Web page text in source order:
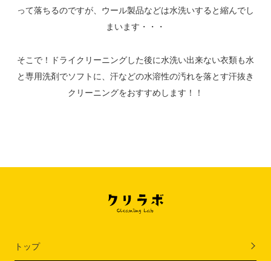
って落ちるのですが、ウール製品などは水洗いすると縮んでし
まいます・・・
そこで！ドライクリーニングした後に水洗い出来ない衣類も水
と専用洗剤でソフトに、汗などの水溶性の汚れを落とす汗抜き
クリーニングをおすすめします！！
トップ